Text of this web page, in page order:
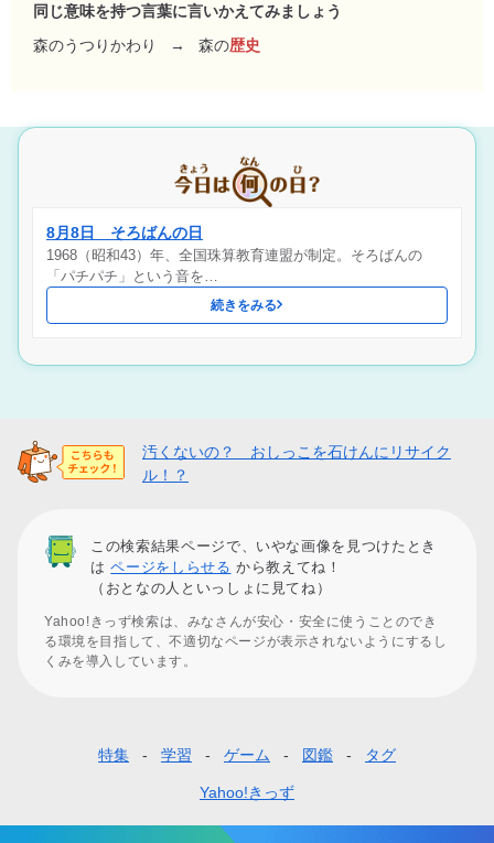
同じ意味を持つ言葉に言いかえてみましょう
森のうつりかわり
→ 森の歴史
8月8日 そろばんの日
1968（昭和43）年、全国珠算教育連盟が制定。そろばんの
「パチパチ」という音を…
続きをみる
汚くないの？ おしっこを石けんにリサイク
ル！？
この検索結果ページで、いやな画像を見つけたとき
はページをしらせる から教えてね！
（おとなの人といっしょに見てね）
Yahoo!きっず検索は、みなさんが安心・安全に使うことのでき
る環境を目指して、不適切なページが表示されないようにするし
くみを導入しています。
タ
特集 学習 ゲーム 図鑑 タグ
Yahoo!きっず